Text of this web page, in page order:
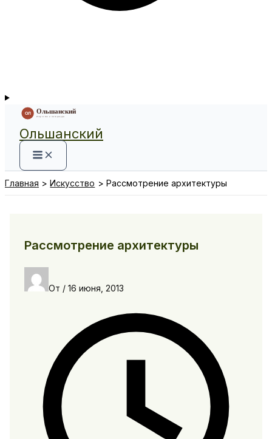
Ольшанский
Главная Искусство Рассмотрение архитектуры
Рассмотрение архитектуры
От / 16 июня, 2013